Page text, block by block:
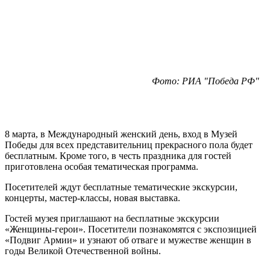
Фото: РИА "Победа РФ"
8 марта, в Международный женский день, вход в Музей
Победы для всех представительниц прекрасного пола будет
бесплатным. Кроме того, в честь праздника для гостей
приготовлена особая тематическая программа.
Посетителей ждут бесплатные тематические экскурсии,
концерты, мастер-классы, новая выставка.
Гостей музея приглашают на бесплатные экскурсии
«Женщины-герои». Посетители познакомятся с экспозицией
«Подвиг Армии» и узнают об отваге и мужестве женщин в
годы Великой Отечественной войны.